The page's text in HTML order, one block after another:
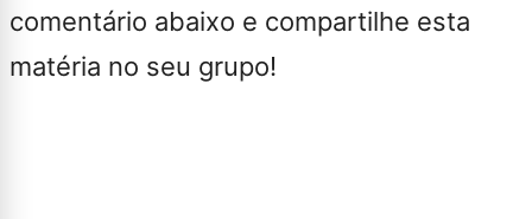
comentário abaixo e compartilhe esta
matéria no seu grupo!